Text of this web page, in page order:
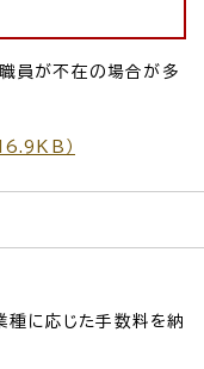
員が不在の場合が多
）
種に応じた手数料を納